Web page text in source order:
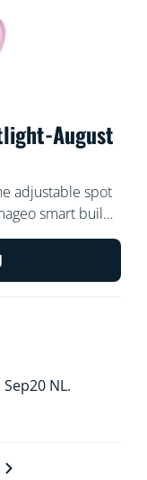
August
adjustable spot
smart build-
Wi-Fi to
E2E Sep20
NL.